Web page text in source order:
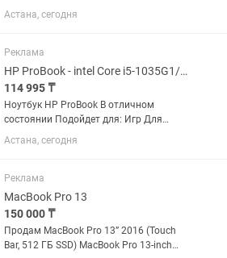
Подойдет для: Игр такие как Cs go,
Dota 2, Pubg, Fortnite, GTA 5, Cyberpunk
графикой - Corel...
Астана, сегодня
Реклама
HP ProBook - intel Core i5-1035G1/RAM 8Gb/SSD 512Gb/intel UND Graphics
114 995 ₸
Ноутбук HP ProBook В отличном
состоянии Подойдет для: Игр Для
работы с графикой Для работы
текстовыми редакторами. Технические
экрана 15.6 дюймов +...
Астана, сегодня
Реклама
MacBook Pro 13
150 000 ₸
Продам MacBook Pro 13” 2016 (Touch
Bar, 512 ГБ SSD) MacBook Pro 13-inch